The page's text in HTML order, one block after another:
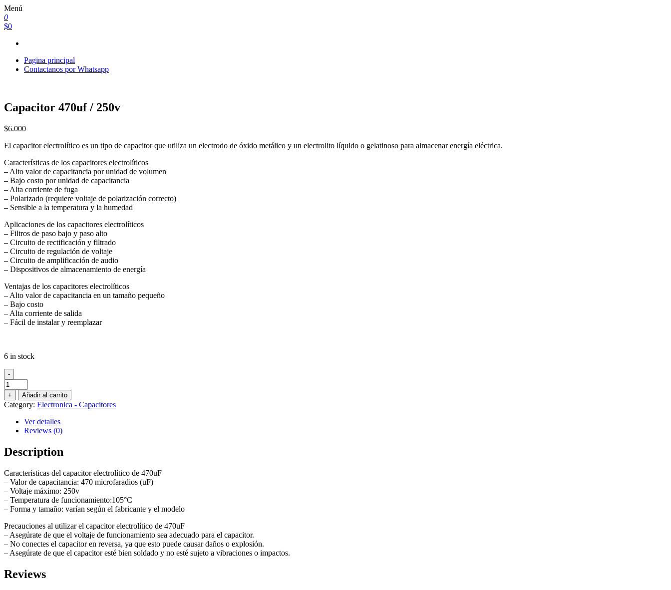
Saltar
al
contenido
Menú
0
$0
Pagina principal
Contactanos por Whatsapp
Capacitor 470uf / 250v
$6.000
El capacitor electrolítico es un tipo de capacitor que utiliza un electrodo de óxido metálico y un electrolito líquido o gelatinoso para almacenar energía eléctrica.
Características de los capacitores electrolíticos
– Alto valor de capacitancia por unidad de volumen
– Bajo costo por unidad de capacitancia
– Alta corriente de fuga
– Polarizado (requiere voltaje de polarización correcto)
– Sensible a la temperatura y la humedad
Aplicaciones de los capacitores electrolíticos
– Filtros de paso bajo y paso alto
– Circuito de rectificación y filtrado
– Circuito de regulación de voltaje
– Circuito de amplificación de audio
– Dispositivos de almacenamiento de energía
Ventajas de los capacitores electrolíticos
– Alto valor de capacitancia en un tamaño pequeño
– Bajo costo
– Alta corriente de salida
– Fácil de instalar y reemplazar
6 in stock
-
Capacitor
470uf
/
250v
quantity
+ Añadir al carrito
Category: Electronica - Capacitores
Ver detalles
Reviews (0)
Description
Características del capacitor electrolítico de 470uF
– Valor de capacitancia: 470 microfaradios (uF)
– Voltaje máximo: 250v
– Temperatura de funcionamiento:105°C
– Forma y tamaño: varían según el fabricante y el modelo
Precauciones al utilizar el capacitor electrolítico de 470uF
– Asegúrate de que el voltaje de funcionamiento sea adecuado para el capacitor.
– No conectes el capacitor en reversa, ya que esto puede causar daños o explosión.
– Asegúrate de que el capacitor esté bien soldado y no esté sujeto a vibraciones o impactos.
Reviews